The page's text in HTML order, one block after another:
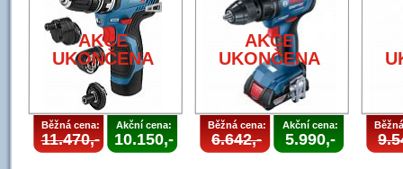
AKCE
UKONČENA
Běžná cena:
11.470,-
Akční cena:
10.150,-
AKCE
UKONČENA
Běžná cena:
6.642,-
Akční cena:
5.990,-